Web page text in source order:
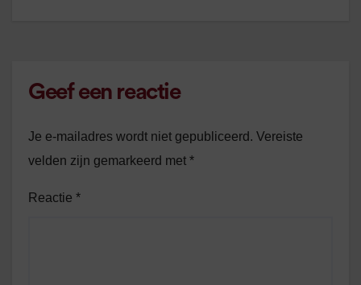
Geef een reactie
Je e-mailadres wordt niet gepubliceerd. Vereiste
velden zijn gemarkeerd met *
Reactie *